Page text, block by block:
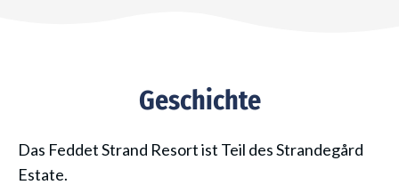
Geschichte
Das Feddet Strand Resort ist Teil des Strandegård
Estate.